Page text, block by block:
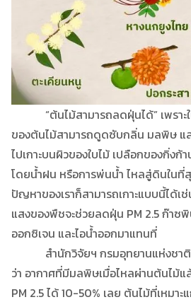
“ต้นไม้สามารถลดฝุ่นได้” เพราะใ
ของต้นไม้สามารถดูดซับกลิ่น มลพิษ แล
ไปเกาะบนผิวของใบไม้ เปลือกของกิ่งก้
โดยน้ำฝน หรือการพ่นน้ำ ไหลสู่ดินในที่
ปัญหาของเราก็สามารถเกาะแบบนี้ได้เ
แสงของพืชจะช่วยลดฝุ่น PM 2.5 ก๊าซพิ
ออกซิเจน และไอน้ำออกมาแทนที่
สำนักวิจัยฯ กรมอุทยานแห่งชาติ
ว่า อากาศที่มีมลพิษเมื่อไหลผ่านต้นไม้
PM 2.5 ได้ 10-50% เลย ต้นไม้ที่เหมา